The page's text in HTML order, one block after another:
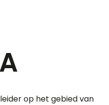
op het gebied van